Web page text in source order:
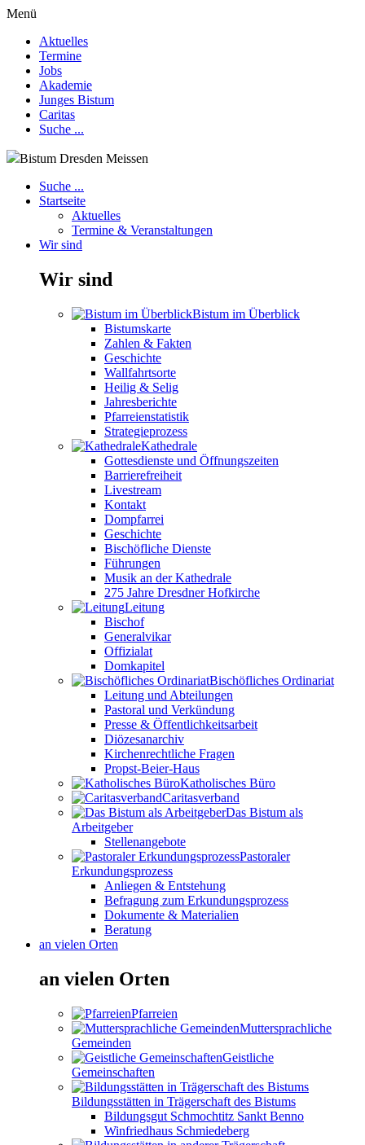
Menü
Aktuelles
Termine
Jobs
Akademie
Junges Bistum
Caritas
Suche ...
Bistum Dresden Meissen
Suche ...
Startseite
Aktuelles
Termine & Veranstaltungen
Wir sind
Wir sind
Bistum im Überblick
Bistumskarte
Zahlen & Fakten
Geschichte
Wallfahrtsorte
Heilig & Selig
Jahresberichte
Pfarreienstatistik
Strategieprozess
Kathedrale
Gottesdienste und Öffnungszeiten
Barrierefreiheit
Livestream
Kontakt
Dompfarrei
Geschichte
Bischöfliche Dienste
Führungen
Musik an der Kathedrale
275 Jahre Dresdner Hofkirche
Leitung
Bischof
Generalvikar
Offizialat
Domkapitel
Bischöfliches Ordinariat
Leitung und Abteilungen
Pastoral und Verkündung
Presse & Öffentlichkeitsarbeit
Diözesanarchiv
Kirchenrechtliche Fragen
Propst-Beier-Haus
Katholisches Büro
Caritasverband
Das Bistum als
Arbeitgeber
Stellenangebote
Pastoraler
Erkundungsprozess
Anliegen & Entstehung
Befragung zum Erkundungsprozess
Dokumente & Materialien
Beratung
an vielen Orten
an vielen Orten
Pfarreien
Muttersprachliche
Gemeinden
Geistliche
Gemeinschaften
Bildungsstätten in Trägerschaft des Bistums
Bildungsgut Schmochtitz Sankt Benno
Winfriedhaus Schmiedeberg